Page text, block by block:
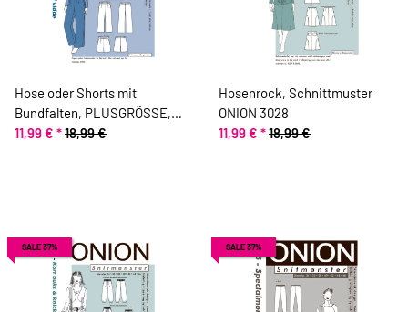
Hose oder Shorts mit
Bundfalten, PLUSGRÖSSE,
Schnittmuster ONION 9008
11,99 € *18,99 €
Hosenrock, Schnittmuster
ONION 3028
11,99 € *18,99 €
SALE 37% SALE 37%